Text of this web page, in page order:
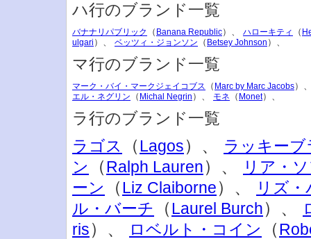
ハ行のブランド一覧
バナナリパブリック （ Banana Republic）、 ハローキティ （
ulgari ）、 ベッツィ・ジョンソン （ Betsey Johnson ）、
マ行のブランド一覧
マーク・バイ・マークジェイコブス （ Marc by Marc Jacobs）
エル・ネグリン （ Michal Negrin ）、 モネ （ Monet）、
ラ行のブランド一覧
ラゴス
（Lagos）、
ラッキー
ン
（Ralph Lauren）、
リア・
ーン
（Liz Claiborne）、
リズ
ル・バーチ
（Laurel Burch）、
ris）、 ロベルト・コイン （